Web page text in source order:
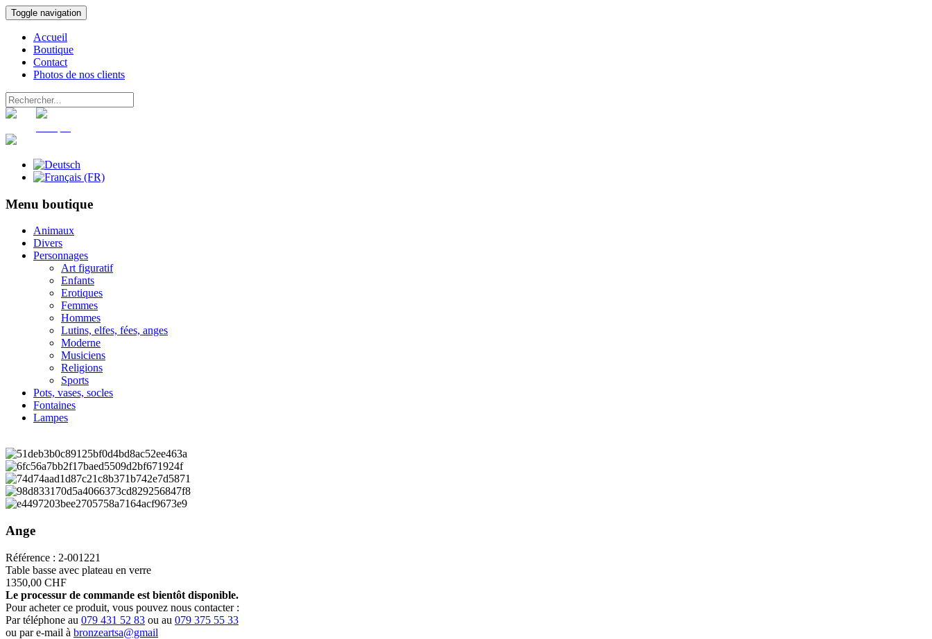
Toggle navigation
Accueil
Boutique
Contact
Photos de nos clients
Menu boutique
Animaux
Divers
Personnages
Art figuratif
Enfants
Erotiques
Femmes
Hommes
Lutins, elfes, fées, anges
Moderne
Musiciens
Religions
Sports
Pots, vases, socles
Fontaines
Lampes
Ange
Référence : 2-001221
Table basse avec plateau en verre
1350,00 CHF
Le processur de commande est bientôt disponible.
Pour acheter ce produit, vous pouvez nous contacter :
Par téléphone au 079 431 52 83 ou au 079 375 55 33
ou par e-mail à bronzeartsa@gmail